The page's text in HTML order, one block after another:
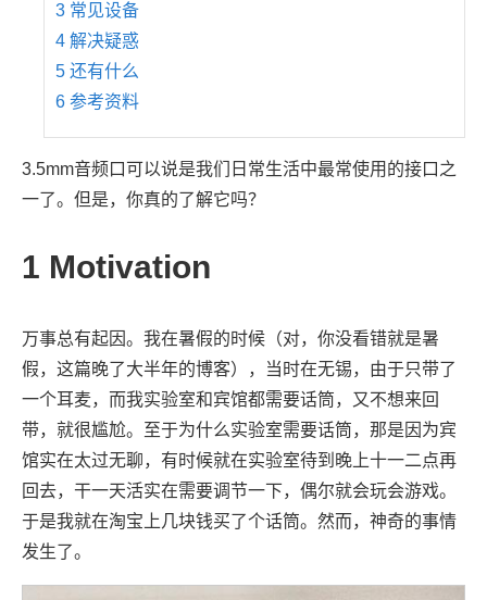
3 常见设备
4 解决疑惑
5 还有什么
6 参考资料
3.5mm音频口可以说是我们日常生活中最常使用的接口之
一了。但是，你真的了解它吗？
1 Motivation
万事总有起因。我在暑假的时候（对，你没看错就是暑
假，这篇晚了大半年的博客），当时在无锡，由于只带了
一个耳麦，而我实验室和宾馆都需要话筒，又不想来回
带，就很尴尬。至于为什么实验室需要话筒，那是因为宾
馆实在太过无聊，有时候就在实验室待到晚上十一二点再
回去，干一天活实在需要调节一下，偶尔就会玩会游戏。
于是我就在淘宝上几块钱买了个话筒。然而，神奇的事情
发生了。